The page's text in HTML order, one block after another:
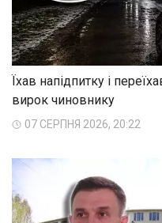
Їхав напідпитку і
вирок чиновнику
07 СЕРПНЯ 2026, 20:22